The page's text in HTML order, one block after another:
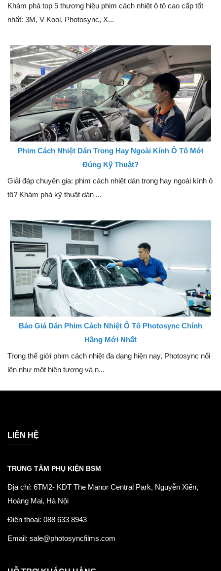
Khám phá top 5 thương hiệu phim cách nhiệt ô tô cao cấp tốt
nhất: 3M, V-Kool, Photosync, X...
Phim Cách Nhiệt Dán Trong Hay Ngoài Kính Ô Tô Mới
Đúng Kỹ Thuật?
Giải đáp chuyên gia: phim cách nhiệt dán trong hay ngoài kính ô
tô? Khám phá kỹ thuật dán ...
Báo Giá Dán Phim Cách Nhiệt Ô Tô Photosync Chính
Hãng Mới Nhất
Trong thế giới phim cách nhiệt đa dạng hiện nay, Photosync nổi
lên như một hiện tượng và n...
LIÊN HỆ
TRUNG TÂM PHỤ KIỆN BSM
Địa chỉ: 6TM2- KĐT The Manor Central Park, Nguyễn Xiển,
Hoàng Mai, Hà Nội
Điện thoại: 088 633 8943
Email: sale@photosyncfilms.com